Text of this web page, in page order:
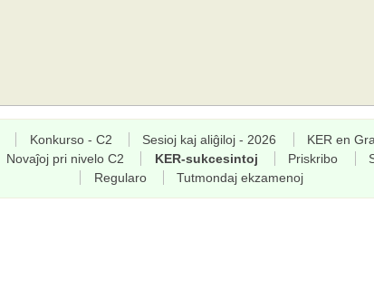
Konkurso - C2 Sesioj kaj aliĝiloj - 2026 KER en
Novaĵoj pri nivelo C2 KER-sukcesintoj Priskribo
Regularo
Tutmondaj ekzamenoj